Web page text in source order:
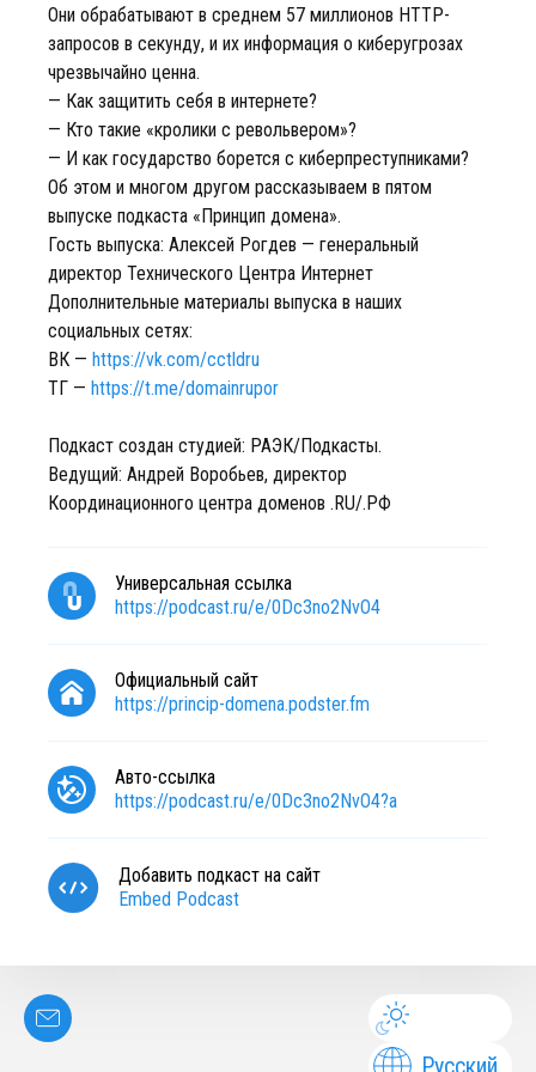
Они обрабатывают в среднем 57 миллионов HTTP-
запросов в секунду, и их информация о киберугрозах
чрезвычайно ценна.
— Как защитить себя в интернете?
— Кто такие «кролики с револьвером»?
— И как государство борется с киберпреступниками?
Об этом и многом другом рассказываем в пятом
выпуске подкаста «Принцип домена».
Гость выпуска: Алексей Рогдев — генеральный
директор Технического Центра Интернет
Дополнительные материалы выпуска в наших
социальных сетях:
ВК — https://vk.com/cctldru
ТГ — https://t.me/domainrupor
Подкаст создан студией: РАЭК/Подкасты.
Ведущий: Андрей Воробьев, директор
Координационного центра доменов .RU/.РФ
Универсальная ссылка
https://podcast.ru/e/0Dc3no2NvO4
Официальный сайт
https://princip-domena.podster.fm
Авто-ссылка
https://podcast.ru/e/0Dc3no2NvO4?a
Добавить подкаст на сайт
Embed Podcast
Русский